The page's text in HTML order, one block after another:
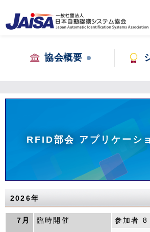
協会概要
RFID部会 アプリケーシ
2026年
7月 臨時開催 参加者 8